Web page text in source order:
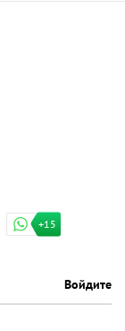
+15
Войдите